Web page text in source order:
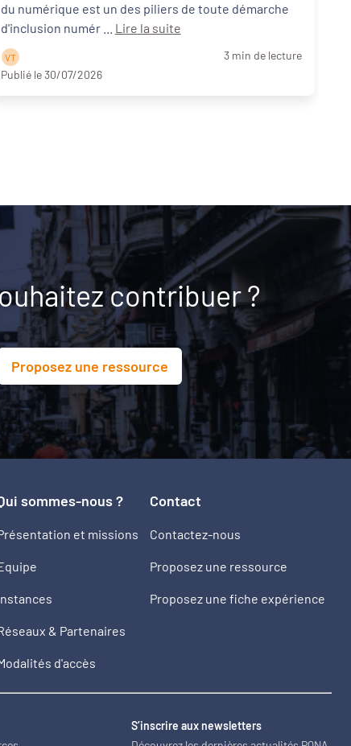
du numérique est un des piliers de toute démarche
Lire la suite
V T
3 min de lecture
Publié le 30/07/2026
contribuer ?
Proposez une ressource
sommes-nous ?
et missions
& Partenaires
d'accès
Contact
Contactez-nous
Proposez une ressource
Proposez une fiche expérience
S’inscrire aux newsletters